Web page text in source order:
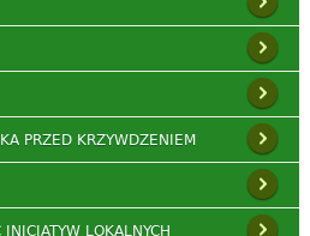
PRZED KRZYWDZENIEM
LOKALNYCH